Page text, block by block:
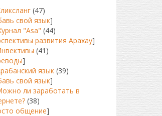
(47)
свой язык]
"Asa" (44)
развития Арахау]
(41)
]
язык (39)
свой язык]
ли заработать в
(38)
общение]